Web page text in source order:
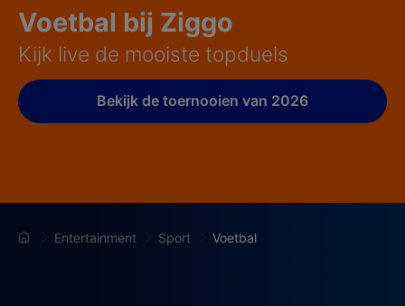
Voetbal bij Ziggo
Kijk live de mooiste topduels
Bekijk de toernooien van 2026
Entertainment Sport Voetbal